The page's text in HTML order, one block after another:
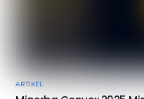
ARTIKEL